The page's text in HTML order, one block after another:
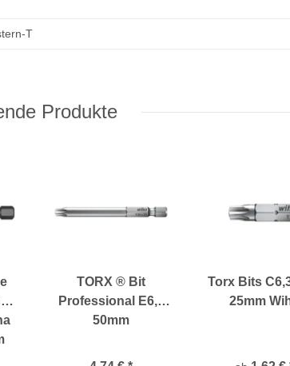
T
Produkte
TORX ® Bit
Professional E6,3
50mm
Torx Bits
25mm